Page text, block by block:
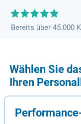
Bereits über 45.000
Wählen Sie
Ihren